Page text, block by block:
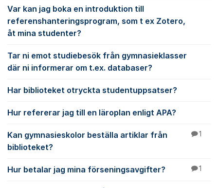
Var kan jag boka en introduktion till
referenshanteringsprogram, som t ex Zotero,
åt mina studenter?
Tar ni emot studiebesök från gymnasieklasser
där ni informerar om t.ex. databaser?
Har biblioteket otryckta studentuppsatser?
Hur refererar jag till en läroplan enligt APA?
Kan gymnasieskolor beställa artiklar från
biblioteket?
1
Hur betalar jag mina förseningsavgifter? 1